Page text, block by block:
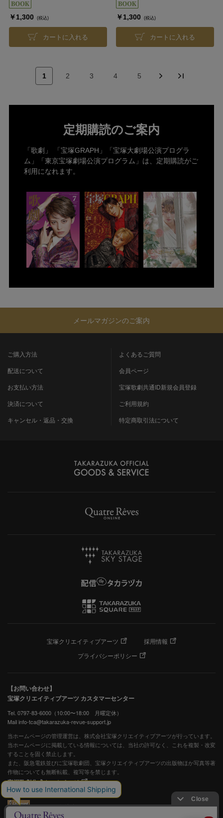
￥1,300 (税込)
カートに入れる
￥1,300 (税込)
カートに入れる
1 2 3 4 5
定期購読のご案内
「歌劇」 「宝塚GRAPH」「宝塚大劇場公演プログラ
ム」「東京宝塚劇場公演プログラム」は、定期購読がご
利用になれます。
メールマガジンのご案内
ご購入方法
配送について
お支払い方法
決済について
キャンセル・返品・交換
よくあるご質問
会員ページ
宝塚歌劇共通ID新規会員登録
ご利用規約
特定商取引法について
宝塚クリエイティブアーツ
採用情報
プライバシーポリシー
【お問い合わせ】
宝塚クリエイティブアーツ カスタマーセンター
Tel. 0797-83-6000（10:00〜18:00 月曜定休）
Mail info-tca@takarazuka-revue-support.jp
当ホームページの管理運営は、株式会社宝塚クリエイティブアーツが行っています。
当ホームページに掲載している情報については、当社の許可なく、これを複製・改変
することを固く禁止します。
また、阪急電鉄並びに宝塚歌劇団、宝塚クリエイティブアーツの出版物ほか写真等著
作物についても無断転載、複写等を禁じます。
宝塚歌劇公式ホームページ
JASRAC許諾番号：S0507081515
JASRAC許諾番号：9009941002Y45040